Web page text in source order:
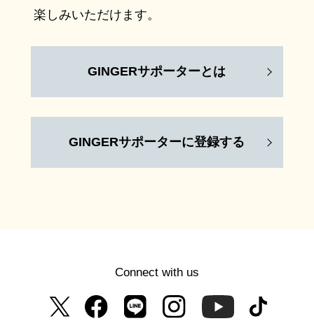
楽しみいただけます。
GINGERサポーターとは
GINGERサポーターに登録する
Connect with us